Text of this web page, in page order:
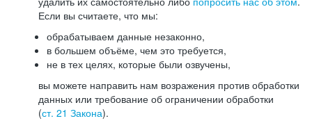
Если вы считаете, что мы:
обрабатываем данные незаконно,
в большем объёме, чем это требуется,
не в тех целях, которые были озвучены,
вы можете направить нам возражения против обработки
данных или требование об ограничении обработки
(ст. 21 Закона).